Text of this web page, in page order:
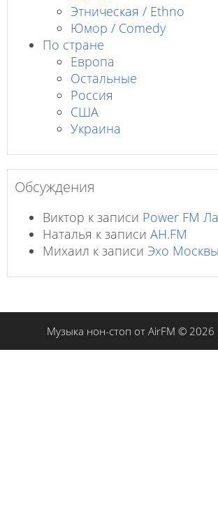
Этническая / Ethno
Юмор / Comedy
По стране
Европа
Остальные
Россия
США
Украина
Обсуждения
Виктор к записи Power FM
Наталья к записи AH.FM
Михаил к записи Эхо Москвы
Музыка нон-стоп от AirFM © 2026